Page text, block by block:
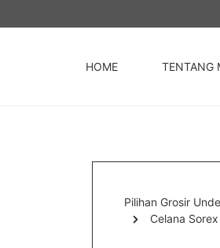
HOME TENTANG
Pilihan Grosir
Celana